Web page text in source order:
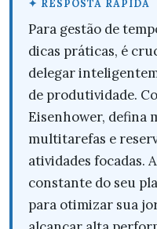
Para gestão de
dicas práticas, é
delegar
de produtividade.
Eisenhower, defina
multitarefas e
atividades focadas.
constante do seu
para otimizar sua